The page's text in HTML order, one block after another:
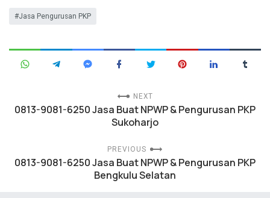
Jasa Pengurusan PKP
NEXT
0813-9081-6250 Jasa Buat NPWP & Pengurusan PKP
Sukoharjo
PREVIOUS
0813-9081-6250 Jasa Buat NPWP & Pengurusan PKP
Bengkulu Selatan